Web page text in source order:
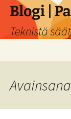
Siirry
sisältöön
Blogi |
Teknistä